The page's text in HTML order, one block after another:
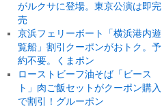
がルクサに登場。東京公演は即完
売
京浜フェリーボート「横浜港内遊
覧船」割引クーポンがおトク。予
約不要。くまポン
ローストビーフ油そば「ビース
ト」肉ご飯セットがクーポン購入
で割引！グルーポン